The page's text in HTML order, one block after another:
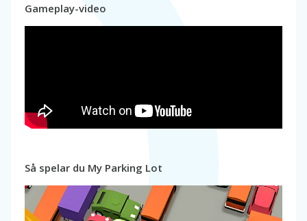
Gameplay-video
Så spelar du My Parking Lot